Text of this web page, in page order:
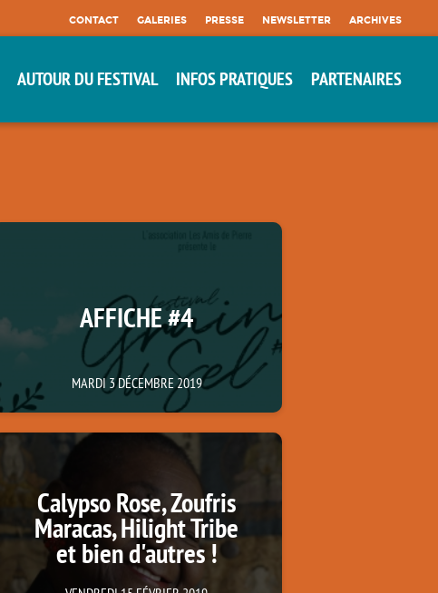
CONTACT GALERIES PRESSE NEWSLETTER ARCHIVES
AUTOUR DU FESTIVAL INFOS PRATIQUES PARTENAIRES
AFFICHE #4
MARDI 3 DÉCEMBRE 2019
Calypso Rose, Zoufris
Maracas, Hilight Tribe
et bien d'autres !